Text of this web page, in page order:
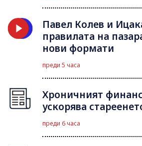
Павел Колев и
правилата на
нови формати
преди 5 часа
Хроничният
ускорява
преди 6 часа